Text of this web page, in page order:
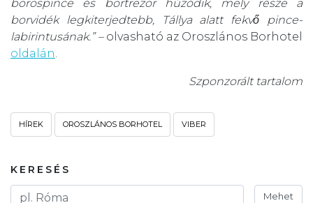
borospince és bortrezor húzódik, mely része a
borvidék legkiterjedtebb, Tállya alatt fekvő pince-
labirintusának.” – olvasható az Oroszlános Borhotel
oldalán
Szponzorált tartalom
HÍREK OROSZLÁNOS BORHOTEL VIBER
KERESÉS
Mehet